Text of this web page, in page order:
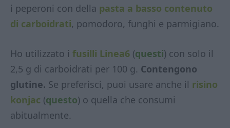
i peperoni con della pasta a basso contenuto
di carboidrati, pomodoro, funghi e parmigiano.
Ho utilizzato i fusilli Linea6 (questi) con solo il
2,5 g di carboidrati per 100 g. Contengono
glutine. Se preferisci, puoi usare anche il risino
konjac (questo) o quella che consumi
abitualmente.